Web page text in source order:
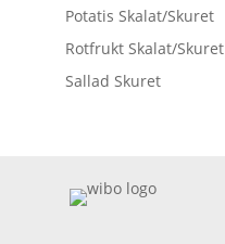
Potatis Skalat/Skuret
Rotfrukt Skalat/Skuret
Sallad Skuret